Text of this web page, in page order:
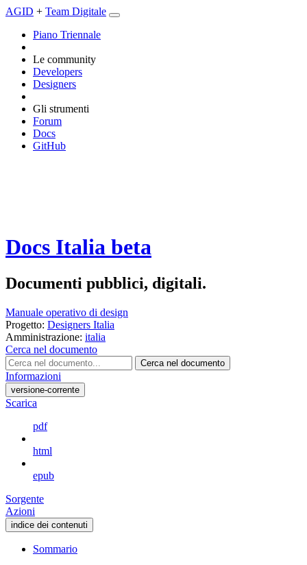
AGID + Team Digitale
Piano Triennale
Le community
Developers
Designers
Gli strumenti
Forum
Docs
GitHub
Docs Italia beta
Documenti pubblici, digitali.
Manuale operativo di design
Progetto: Designers Italia
Amministrazione: italia
Cerca nel documento
Cerca nel documento
Informazioni
versione-corrente
Scarica
pdf
html
epub
Sorgente
Azioni
indice dei contenuti
Sommario